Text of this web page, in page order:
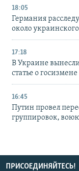
18:05
Германия
около
17:18
В Украине
статье о
16:45
Путин провел
группировок,
ПРИСОЕДИНЯЙТЕСЬ!